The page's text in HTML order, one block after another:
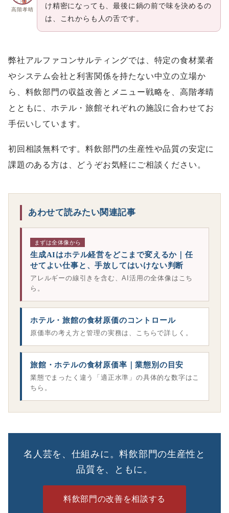
高階孝晴
け精密になっても、最後に鍋の前で味を決めるの
は、これからも人の舌です。
弊社アルファコンサルティングでは、特定の食材業者
やシステム会社と利害関係を持たない中立の立場か
ら、料飲部門の収益改善とメニュー戦略を、高階孝晴
とともに、ホテル・旅館それぞれの施設に合わせてお
手伝いしています。
初回相談無料です。料飲部門の生産性や品質の安定に
課題のある方は、どうぞお気軽にご相談ください。
あわせて読みたい関連記事
まずは全体像から
生成AIはホテル経営をどこまで変えるか｜任
せてよい仕事と、手放してはいけない判断
アレルギーの線引きを含む、AI活用の全体像はこち
ら。
ホテル・旅館の食材原価のコントロール
原価率の考え方と管理の実務は、こちらで詳しく。
旅館・ホテルの食材原価率｜業態別の目安
業態でまったく違う「適正水準」の具体的な数字はこ
ちら。
名人芸を、仕組みに。料飲部門の生産性と
品質を、ともに。
料飲部門の改善を相談する